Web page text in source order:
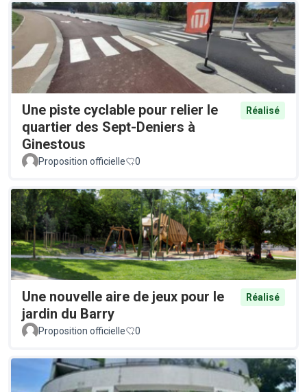
Une piste cyclable pour relier le
quartier des Sept-Deniers à
Ginestous
Réalisé
Proposition officielle 0
Une nouvelle aire de jeux pour le
jardin du Barry
Réalisé
Proposition officielle 0